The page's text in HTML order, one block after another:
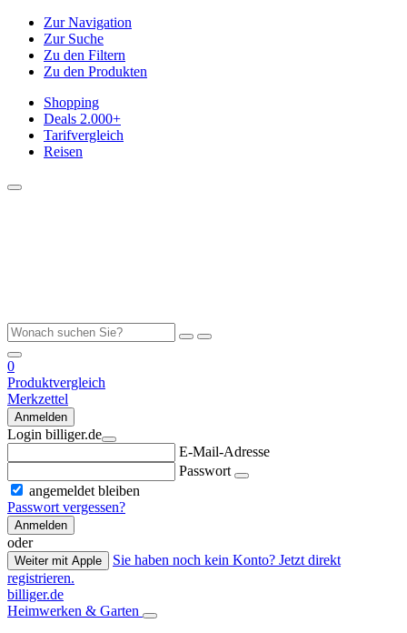
Zur Navigation
Zur Suche
Zu den Filtern
Zu den Produkten
Shopping
Deals 2.000+
Tarifvergleich
Reisen
0
Produktvergleich
Merkzettel
Anmelden
Login billiger.de
E-Mail-Adresse
Passwort
angemeldet bleiben
Passwort vergessen?
Anmelden
oder
Weiter mit Apple
Sie haben noch kein Konto? Jetzt direkt
registrieren.
billiger.de
Heimwerken & Garten